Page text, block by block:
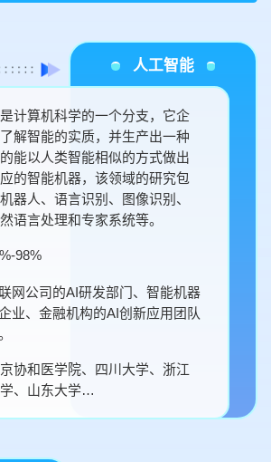
人工智能
计算机科学的一个分支，它企
解智能的实质，并生产出一种
能以人类智能相似的方式做出
的智能机器，该领域的研究包
器人、语言识别、图像识别、
语言处理和专家系统等。
98%
网公司的AI研发部门、智能机器
业、金融机构的AI创新应用团队
协和医学院、四川大学、浙江
、山东大学…